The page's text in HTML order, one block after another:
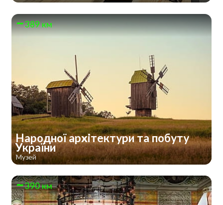
389 км
Народної архітектури та побуту
України
Музей
390 км